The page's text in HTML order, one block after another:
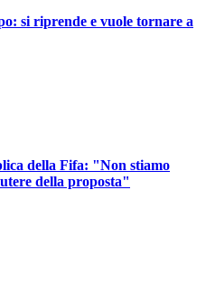
si riprende e vuole tornare a
della Fifa: "Non stiamo
della proposta"